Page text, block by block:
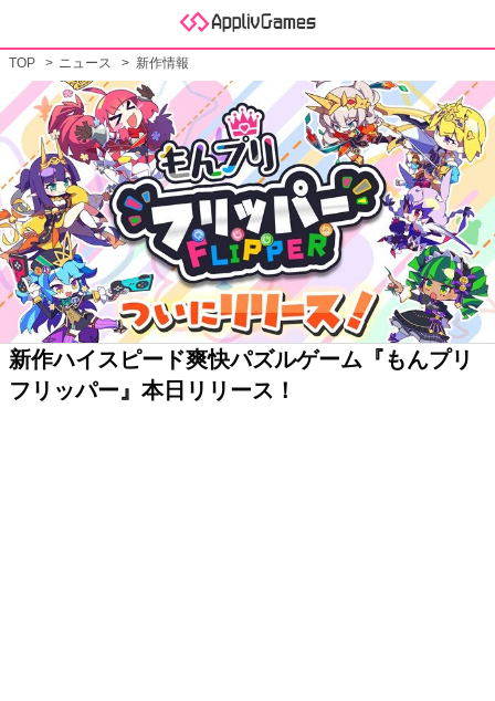
TOP ニュース 新作情報
新作ハイスピード爽快パズルゲーム『もんプリ
フリッパー』本日リリース！